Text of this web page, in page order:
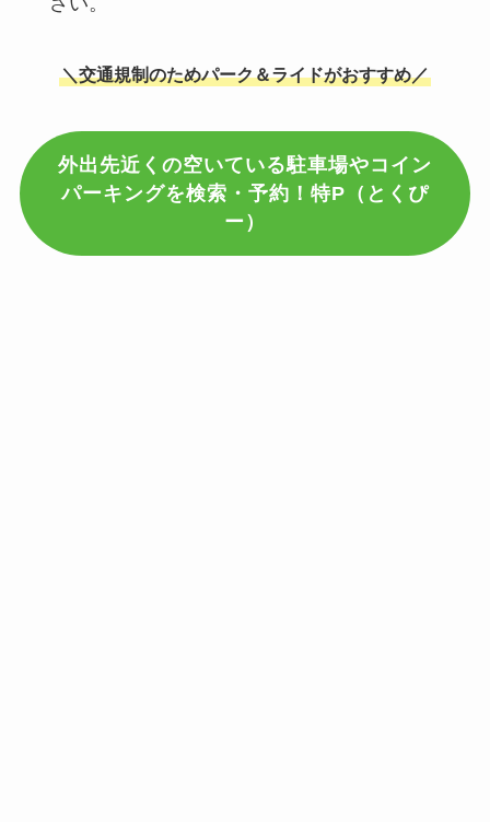
＼交通規制のためパーク＆ライドがおすすめ／
外出先近くの空いている駐車場やコイン
パーキングを検索・予約！特P（とくぴ
ー）